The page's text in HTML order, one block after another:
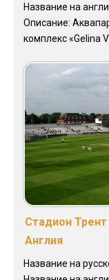
Название на
Описание:
комплекс «Gelina
Стадион
Англия
Название на